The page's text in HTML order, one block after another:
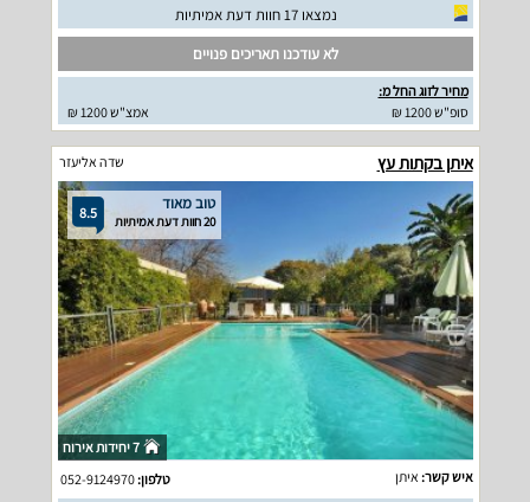
נמצאו 17 חוות דעת אמיתיות
לא עודכנו תאריכים פנויים
מחיר לזוג החל מ:
סופ"ש 1200 ₪
אמצ"ש 1200 ₪
איתן בקתות עץ שדה אליעזר
8.5 טוב מאוד
20 חוות דעת אמיתיות
7 יחידות אירוח
איש קשר: איתן טלפון:052-9124970